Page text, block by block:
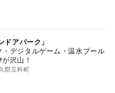
アパーク」
・デジタルゲーム・温水プール
沢山！
郡立科町